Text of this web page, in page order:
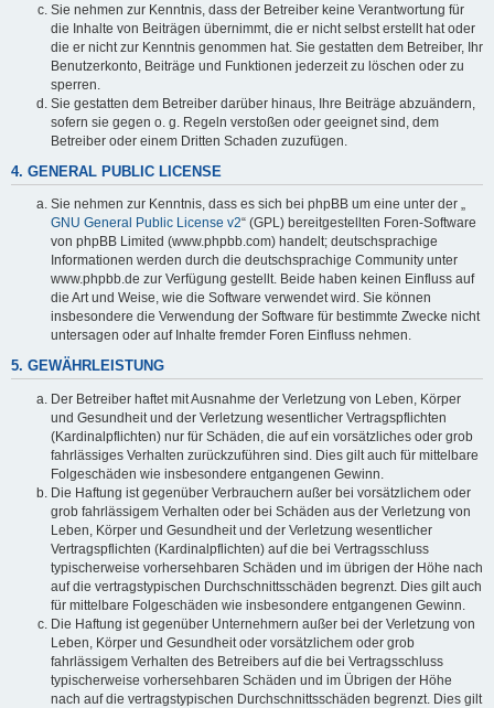
Sie nehmen zur Kenntnis, dass der Betreiber keine Verantwortung für
die Inhalte von Beiträgen übernimmt, die er nicht selbst erstellt hat oder
die er nicht zur Kenntnis genommen hat. Sie gestatten dem Betreiber, Ihr
Benutzerkonto, Beiträge und Funktionen jederzeit zu löschen oder zu
sperren.
Sie gestatten dem Betreiber darüber hinaus, Ihre Beiträge abzuändern,
sofern sie gegen o. g. Regeln verstoßen oder geeignet sind, dem
Betreiber oder einem Dritten Schaden zuzufügen.
4. GENERAL PUBLIC LICENSE
Sie nehmen zur Kenntnis, dass es sich bei phpBB um eine unter der „
GNU General Public License v2“ (GPL) bereitgestellten Foren-Software
von phpBB Limited (www.phpbb.com) handelt; deutschsprachige
Informationen werden durch die deutschsprachige Community unter
www.phpbb.de zur Verfügung gestellt. Beide haben keinen Einfluss auf
die Art und Weise, wie die Software verwendet wird. Sie können
insbesondere die Verwendung der Software für bestimmte Zwecke nicht
untersagen oder auf Inhalte fremder Foren Einfluss nehmen.
5. GEWÄHRLEISTUNG
Der Betreiber haftet mit Ausnahme der Verletzung von Leben, Körper
und Gesundheit und der Verletzung wesentlicher Vertragspflichten
(Kardinalpflichten) nur für Schäden, die auf ein vorsätzliches oder grob
fahrlässiges Verhalten zurückzuführen sind. Dies gilt auch für mittelbare
Folgeschäden wie insbesondere entgangenen Gewinn.
Die Haftung ist gegenüber Verbrauchern außer bei vorsätzlichem oder
grob fahrlässigem Verhalten oder bei Schäden aus der Verletzung von
Leben, Körper und Gesundheit und der Verletzung wesentlicher
Vertragspflichten (Kardinalpflichten) auf die bei Vertragsschluss
typischerweise vorhersehbaren Schäden und im übrigen der Höhe nach
auf die vertragstypischen Durchschnittsschäden begrenzt. Dies gilt auch
für mittelbare Folgeschäden wie insbesondere entgangenen Gewinn.
Die Haftung ist gegenüber Unternehmern außer bei der Verletzung von
Leben, Körper und Gesundheit oder vorsätzlichem oder grob
fahrlässigem Verhalten des Betreibers auf die bei Vertragsschluss
typischerweise vorhersehbaren Schäden und im Übrigen der Höhe
nach auf die vertragstypischen Durchschnittsschäden begrenzt. Dies gilt